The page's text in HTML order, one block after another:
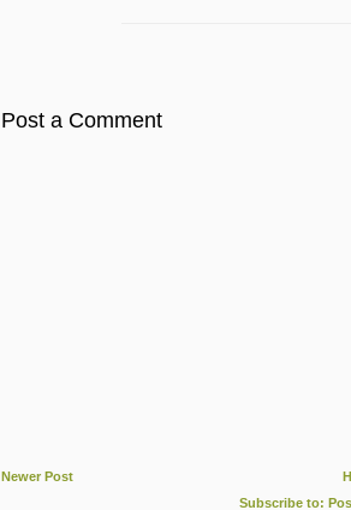
Post a Comment
Newer Post
Subscribe to: